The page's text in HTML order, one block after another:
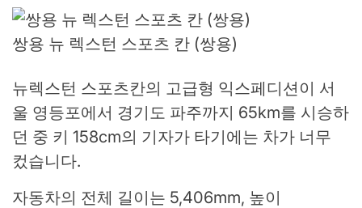
쌍용 뉴 렉스턴 스포츠 칸 (쌍용)
뉴렉스턴 스포츠칸의 고급형 익스페디션이 서
울 영등포에서 경기도 파주까지 65km를 시승하
던 중 키 158cm의 기자가 타기에는 차가 너무
컸습니다.
자동차의 전체 길이는 5,406mm, 높이